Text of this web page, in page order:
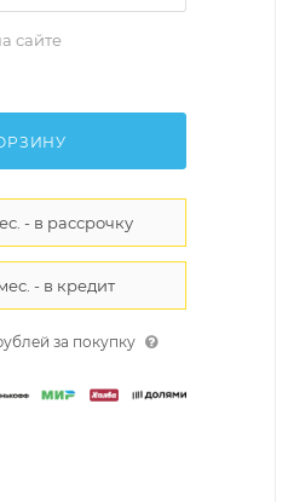
сайте
за покупку